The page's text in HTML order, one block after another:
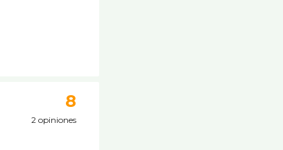
8
2 opiniones